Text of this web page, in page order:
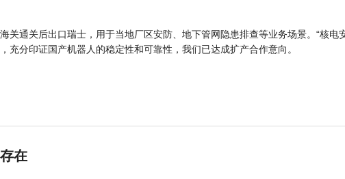
关通关后出口瑞士，用于当地厂区安防、地下管网隐患排查等业务场景。“核电
充分印证国产机器人的稳定性和可靠性，我们已达成扩产合作意向。
在